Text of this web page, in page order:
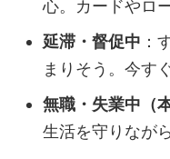
心。カードやロ
延滞・督促中 ：
まりそう。今す
無職・失業中（
生活を守りなが